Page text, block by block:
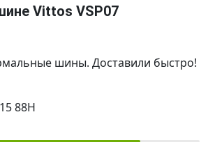
Vittos VSP07
шины. Доставили быстро!
88H